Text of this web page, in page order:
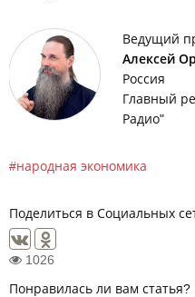
Ведущий
Алексей
Россия
Главный
Радио"
народная экономика
Поделиться в Социальных
1026
Понравилась ли вам статья?